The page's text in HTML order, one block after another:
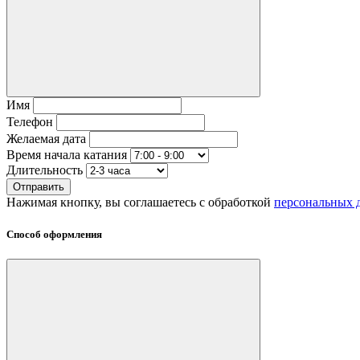
Имя
Телефон
Желаемая дата
Время начала катания
Длительность
Отправить
Нажимая кнопку, вы соглашаетесь с обработкой персональных
Способ оформления